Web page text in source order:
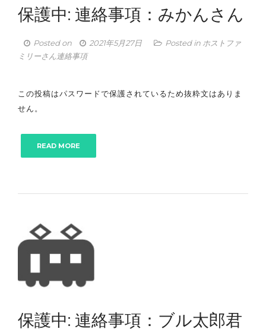
保護中: 連絡事項：みかんさん
Posted on 2021年5月27日 Posted in ホストファ
ミリーさん連絡事項
この投稿はパスワードで保護されているため抜粋文はありま
せん。
READ MORE
保護中: 連絡事項：ブル太郎君